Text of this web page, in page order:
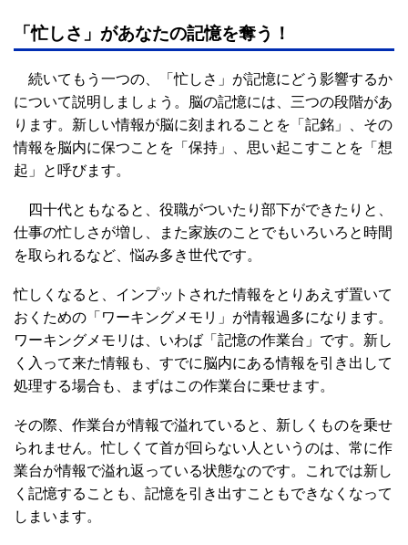
「忙しさ」があなたの記憶を奪う！
続いてもう一つの、「忙しさ」が記憶にどう影響するか
について説明しましょう。脳の記憶には、三つの段階があ
ります。新しい情報が脳に刻まれることを「記銘」、その
情報を脳内に保つことを「保持」、思い起こすことを「想
起」と呼びます。
四十代ともなると、役職がついたり部下ができたりと、
仕事の忙しさが増し、また家族のことでもいろいろと時間
を取られるなど、悩み多き世代です。
忙しくなると、インプットされた情報をとりあえず置いて
おくための「ワーキングメモリ」が情報過多になります。
ワーキングメモリは、いわば「記憶の作業台」です。新し
く入って来た情報も、すでに脳内にある情報を引き出して
処理する場合も、まずはこの作業台に乗せます。
その際、作業台が情報で溢れていると、新しくものを乗せ
られません。忙しくて首が回らない人というのは、常に作
業台が情報で溢れ返っている状態なのです。これでは新し
く記憶することも、記憶を引き出すこともできなくなって
しまいます。